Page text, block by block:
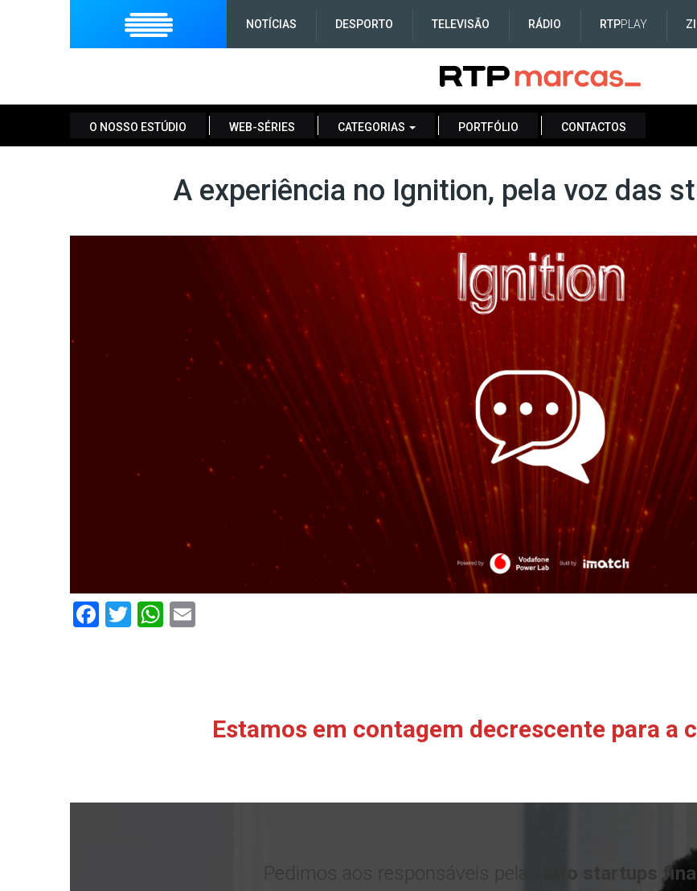
NOTÍCIAS DESPORTO TELEVISÃO RÁDIO RTPPLAY
O NOSSO ESTÚDIO WEB-SÉRIES CATEGORIAS PORTFÓLIO CONTACTOS
A experiência no Ignition, pela voz das
Facebook
TwitterWhatsApp
Estamos em contagem decrescente para a
Pedimos aos responsáveis pelas oito startups